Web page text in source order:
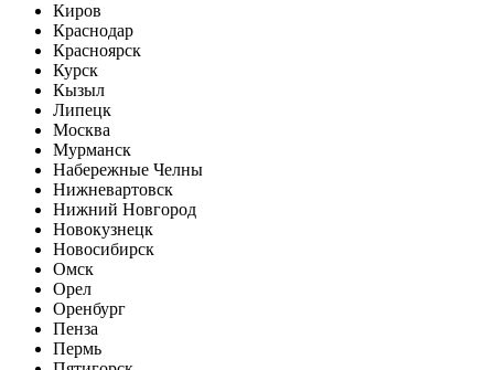
Киров
Краснодар
Красноярск
Курск
Кызыл
Липецк
Москва
Мурманск
Набережные Челны
Нижневартовск
Нижний Новгород
Новокузнецк
Новосибирск
Омск
Орел
Оренбург
Пенза
Пермь